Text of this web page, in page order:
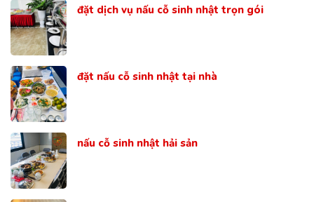
đặt dịch vụ nấu cỗ sinh nhật trọn gói
đặt nấu cỗ sinh nhật tại nhà
nấu cỗ sinh nhật hải sản